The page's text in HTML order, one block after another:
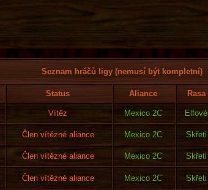
Seznam hráčů ligy (nemusí být kompletní)
Status Aliance Rasa
Vítěz Mexico 2C Elfové
Člen vítězné aliance Mexico 2C Skřeti
Člen vítězné aliance Mexico 2C Skřeti
Člen vítězné aliance Mexico 2C Skřeti